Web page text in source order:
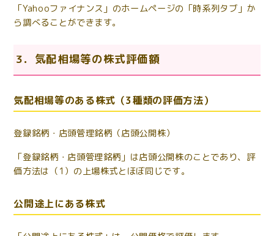
「Yahooファイナンス」のホームページの「時系列タブ」か
ら調べることができます。
3．気配相場等の株式評価額
気配相場等のある株式（3種類の評価方法）
登録銘柄・店頭管理銘柄（店頭公開株）
「登録銘柄・店頭管理銘柄」は店頭公開株のことであり、評
価方法は（1）の上場株式とほぼ同じです。
公開途上にある株式